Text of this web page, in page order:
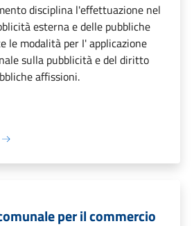
disciplina l'effettuazione nel
esterna e delle pubbliche
le modalità per I' applicazione
sulla pubblicità e del diritto
affissioni.
per il commercio